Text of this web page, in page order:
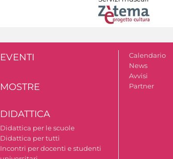
EVENTI
MOSTRE
DIDATTICA
Didattica per le scuole
Didattica per tutti
Incontri per docenti e studenti
Calendario
News
Avvisi
Partner